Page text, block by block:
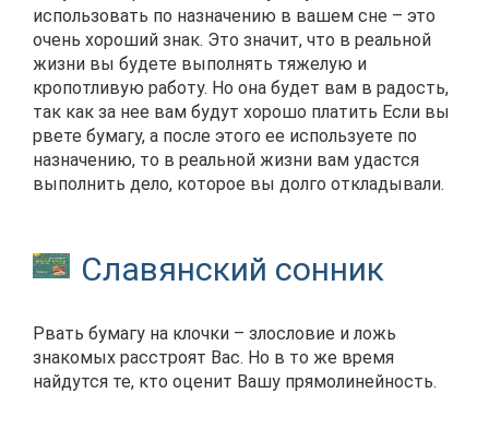
использовать по назначению в вашем сне – это
очень хороший знак. Это значит, что в реальной
жизни вы будете выполнять тяжелую и
кропотливую работу. Но она будет вам в радость,
так как за нее вам будут хорошо платить Если вы
рвете бумагу, а после этого ее используете по
назначению, то в реальной жизни вам удастся
выполнить дело, которое вы долго откладывали.
Славянский сонник
Рвать бумагу на клочки – злословие и ложь
знакомых расстроят Вас. Но в то же время
найдутся те, кто оценит Вашу прямолинейность.